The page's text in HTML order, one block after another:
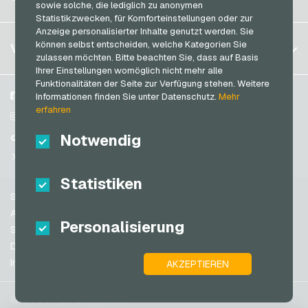
sowie solche, die lediglich zu anonymen
Statistikzwecken, für Komforteinstellungen oder zur
Anzeige personalisierter Inhalte genutzt werden. Sie
können selbst entscheiden, welche Kategorien Sie
zulassen möchten. Bitte beachten Sie, dass auf Basis
Ihrer Einstellungen womöglich nicht mehr alle
Funktionalitäten der Seite zur Verfügung stehen. Weitere
Informationen finden Sie unter Datenschutz.Mehr
erfahren
Notwendig
Statistiken
Personalisierung
AKZEPTIEREN
PeterPane Geschenkkarten
Rewe Geschenkkarten
Rituals Geschenkkarten
roastmarket Geschenkkarten
Rossmann Geschenkkarten
RTL+ Geschenkkarten
Saturn Geschenkkarten
Shell Geschenkkarten
Spotify Premium Geschenkkarten
Frankreich
Italien
Niederlande
Österreich
Portugal
Schweiz (DE)
Schweiz (IT)
USA (EN)
Anmelden
Mein Warenkorb
FAQ
Zahlungsmethoden
&Widerrufsrecht
Datenschutzrichtlinien
VGO-SHOP
Über uns
Blog
Partner
Facebook
Instagram
TikTok
© 2026 vgo-shop.com
Support
AGB
Sicherheit & Verifikation
Datenschutzrichtlinien
Impressum